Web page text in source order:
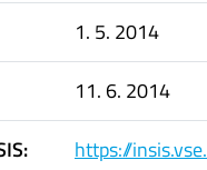
1. 5. 2014
11. 6. 2014
https://